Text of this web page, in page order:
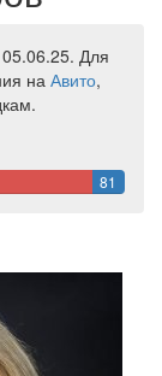
Для
на Авито,
81